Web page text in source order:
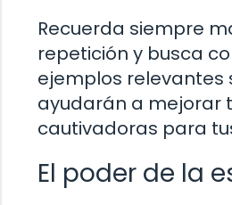
Recuerda siempre
repetición y busca
ejemplos relevantes
ayudarán a mejorar
cautivadoras para
El poder de la